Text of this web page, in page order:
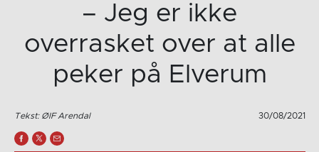
– Jeg er ikke
overrasket over at alle
peker på Elverum
Tekst: ØIF Arendal 30/08/2021